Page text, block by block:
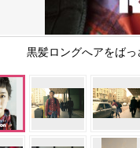
黒髪ロングへアをば